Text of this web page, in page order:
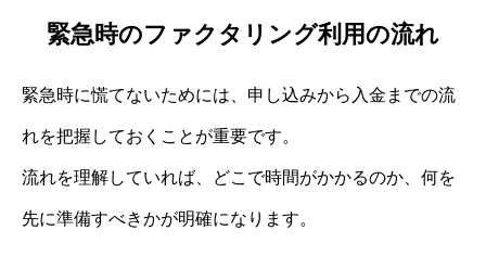
緊急時のファクタリング利用の流れ
緊急時に慌てないためには、申し込みから入金までの流
れを把握しておくことが重要です。
流れを理解していれば、どこで時間がかかるのか、何を
先に準備すべきかが明確になります。